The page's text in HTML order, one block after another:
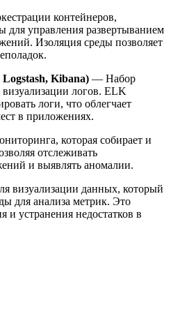
контейнеров,
для управления развертыванием
Изоляция среды позволяет
Kibana) — Набор
логов. ELK
логи, что облегчает
в приложениях.
которая собирает и
отслеживать
и выявлять аномалии.
визуализации данных, который
для анализа метрик. Это
и устранения недостатков в